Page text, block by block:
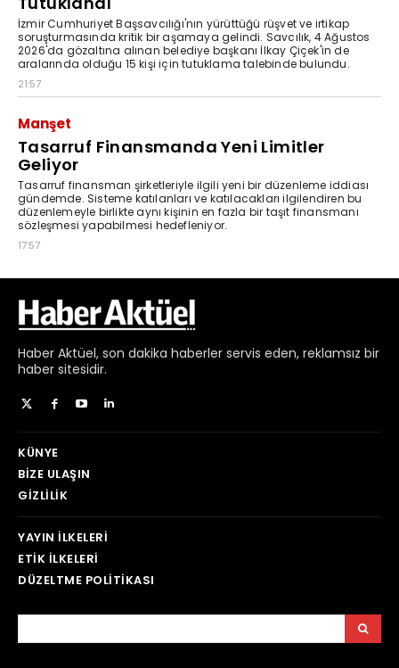
Haber Aktüel, son dakika haberler servis eden, reklamsız bir
haber sitesidir.
KÜNYE
BIZE ULAŞIN
GIZLILIK
YAYIN İLKELERI
ETIK İLKELERI
DÜZELTME POLITIKASI